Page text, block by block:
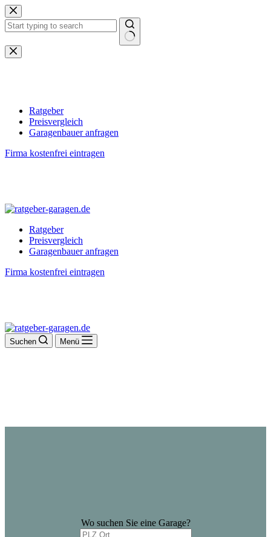
Zum
Inhalt
springen
Keine
Ergebnisse
Ratgeber
Preisvergleich
Garagenbauer anfragen
Firma kostenfrei eintragen
Ratgeber
Preisvergleich
Garagenbauer anfragen
Firma kostenfrei eintragen
Suchen Menü
Wo suchen Sie eine Garage?